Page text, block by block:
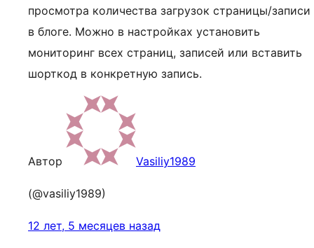
просмотра количества загрузок страницы/записи
в блоге. Можно в настройках установить
мониторинг всех страниц, записей или вставить
шорткод в конкретную запись.
Автор Vasiliy1989
(@vasiliy1989)
12 лет, 5 месяцев назад